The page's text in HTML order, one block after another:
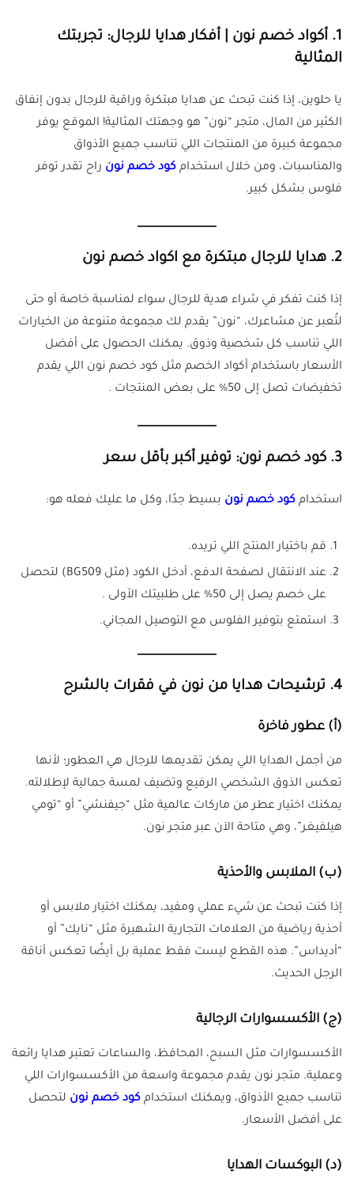
1. أكواد خصم نون | أفكار هدايا للرجال: تجربتك
المثالية
يا حلوين، إذا كنت تبحث عن هدايا مبتكرة وراقية للرجال بدون إنفاق
الكثير من المال، متجر “نون” هو وجهتك المثالية! الموقع يوفر
مجموعة كبيرة من المنتجات اللي تناسب جميع الأذواق
والمناسبات، ومن خلال استخدام كود خصم نون راح تقدر توفر
فلوس بشكل كبير.
2. هدايا للرجال مبتكرة مع اكواد خصم نون
إذا كنت تفكر في شراء هدية للرجال سواء لمناسبة خاصة أو حتى
لتُعبر عن مشاعرك، “نون” يقدم لك مجموعة متنوعة من الخيارات
اللي تناسب كل شخصية وذوق. يمكنك الحصول على أفضل
الأسعار باستخدام أكواد الخصم مثل كود خصم نون اللي يقدم
تخفيضات تصل إلى 50% على بعض المنتجات .
3. كود خصم نون: توفير أكبر بأقل سعر
استخدام كود خصم نون بسيط جدًا، وكل ما عليك فعله هو:
قم باختيار المنتج اللي تريده.
عند الانتقال لصفحة الدفع، أدخل الكود (مثل BG509) لتحصل
على خصم يصل إلى 50% على طلبيتك الأولى .
استمتع بتوفير الفلوس مع التوصيل المجاني.
4. ترشيحات هدايا من نون في فقرات بالشرح
(أ) عطور فاخرة
من أجمل الهدايا اللي يمكن تقديمها للرجال هي العطور؛ لأنها
تعكس الذوق الشخصي الرفيع وتضيف لمسة جمالية لإطلالته.
يمكنك اختيار عطر من ماركات عالمية مثل “جيفنشي” أو “تومي
هيلفيغر”، وهي متاحة الآن عبر متجر نون.
(ب) الملابس والأحذية
إذا كنت تبحث عن شيء عملي ومفيد، يمكنك اختيار ملابس أو
أحذية رياضية من العلامات التجارية الشهيرة مثل “نايك” أو
“أديداس”. هذه القطع ليست فقط عملية بل أيضًا تعكس أناقة
الرجل الحديث.
(ج) الأكسسوارات الرجالية
الأكسسوارات مثل السبح، المحافظ، والساعات تعتبر هدايا رائعة
وعملية. متجر نون يقدم مجموعة واسعة من الأكسسوارات اللي
تناسب جميع الأذواق، ويمكنك استخدام كود خصم نون لتحصل
على أفضل الأسعار.
(د) البوكسات الهدايا